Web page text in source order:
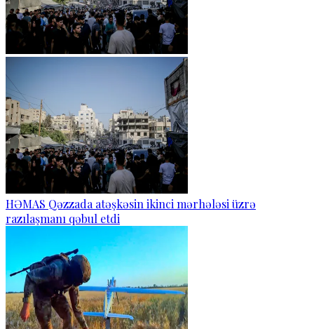
HƏMAS Qəzzada atəşkəsin ikinci mərhələsi üzrə
razılaşmanı qəbul etdi